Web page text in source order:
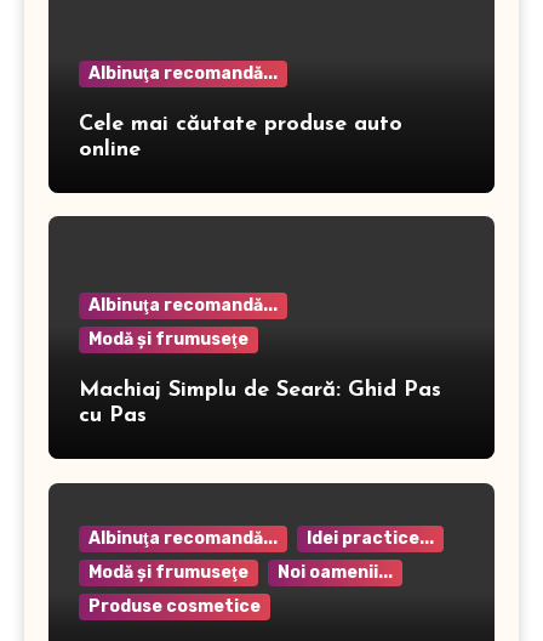
Albinuţa recomandă...
Cele mai căutate produse auto
online
Albinuţa recomandă...
Modă şi frumuseţe
Machiaj Simplu de Seară: Ghid Pas
cu Pas
Albinuţa recomandă...
Idei practice...
Modă şi frumuseţe
Noi oamenii...
Produse cosmetice